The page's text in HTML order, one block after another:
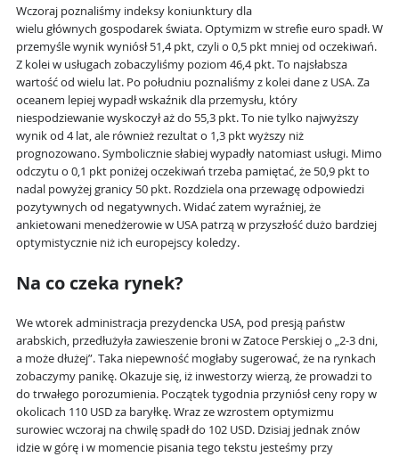
Wczoraj poznaliśmy indeksy koniunktury dla
wielu głównych gospodarek świata. Optymizm w strefie euro spadł. W
przemyśle wynik wyniósł 51,4 pkt, czyli o 0,5 pkt mniej od oczekiwań.
Z kolei w usługach zobaczyliśmy poziom 46,4 pkt. To najsłabsza
wartość od wielu lat. Po południu poznaliśmy z kolei dane z USA. Za
oceanem lepiej wypadł wskaźnik dla przemysłu, który
niespodziewanie wyskoczył aż do 55,3 pkt. To nie tylko najwyższy
wynik od 4 lat, ale również rezultat o 1,3 pkt wyższy niż
prognozowano. Symbolicznie słabiej wypadły natomiast usługi. Mimo
odczytu o 0,1 pkt poniżej oczekiwań trzeba pamiętać, że 50,9 pkt to
nadal powyżej granicy 50 pkt. Rozdziela ona przewagę odpowiedzi
pozytywnych od negatywnych. Widać zatem wyraźniej, że
ankietowani menedżerowie w USA patrzą w przyszłość dużo bardziej
optymistycznie niż ich europejscy koledzy.
Na co czeka rynek?
We wtorek administracja prezydencka USA, pod presją państw
arabskich, przedłużyła zawieszenie broni w Zatoce Perskiej o „2-3 dni,
a może dłużej”. Taka niepewność mogłaby sugerować, że na rynkach
zobaczymy panikę. Okazuje się, iż inwestorzy wierzą, że prowadzi to
do trwałego porozumienia. Początek tygodnia przyniósł ceny ropy w
okolicach 110 USD za baryłkę. Wraz ze wzrostem optymizmu
surowiec wczoraj na chwilę spadł do 102 USD. Dzisiaj jednak znów
idzie w górę i w momencie pisania tego tekstu jesteśmy przy